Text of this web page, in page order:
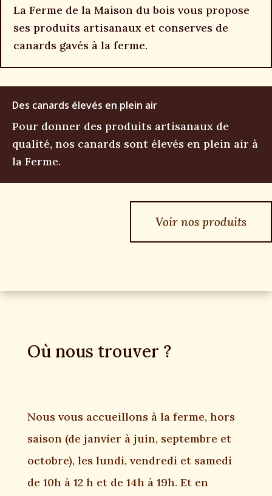
La Ferme de la Maison du bois vous propose
ses produits artisanaux et conserves de
canards gavés à la ferme.
Des canards élevés en plein air
Pour donner des produits artisanaux de
qualité, nos canards sont élevés en plein air à
la Ferme.
Voir nos produits
Où nous trouver ?
Nous vous accueillons à la ferme, hors
saison (de janvier à juin, septembre et
octobre), les lundi, vendredi et samedi
de 10h à 12 h et de 14h à 19h. Et en